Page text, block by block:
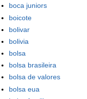
boca juniors
boicote
bolivar
bolivia
bolsa
bolsa brasileira
bolsa de valores
bolsa eua